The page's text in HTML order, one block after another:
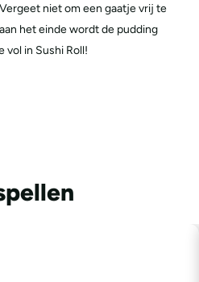
niet om een gaatje vrij te
het einde wordt de pudding
vol in Sushi Roll!